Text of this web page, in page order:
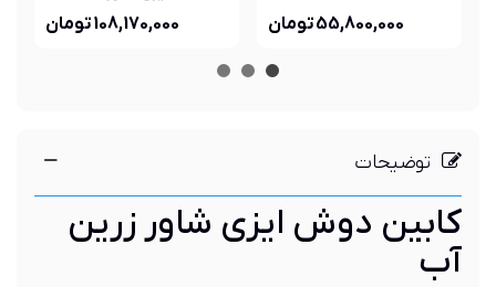
55,800,000 تومان 108,170,000 تومان
توضیحات
کابین دوش ایزی شاور زرین
آب